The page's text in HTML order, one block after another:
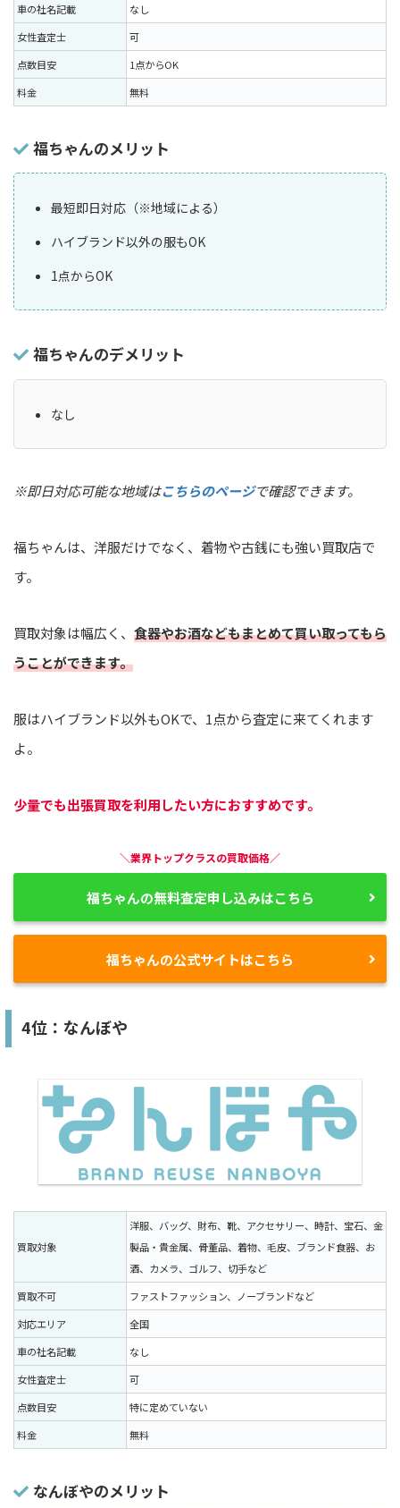
車の社名記載
なし
女性査定士
可
点数目安
1点からOK
料金
無料
福ちゃんのメリット
最短即日対応（※地域による）
ハイブランド以外の服もOK
1点からOK
福ちゃんのデメリット
なし
※即日対応可能な地域はこちらのページで確認できます。
福ちゃんは、洋服だけでなく、着物や古銭にも強い買取店で
す。
買取対象は幅広く、 食器やお酒などもまとめて買い取ってもら
うことができます。
服はハイブランド以外もOKで、1点から査定に来てくれます
よ。
少量でも出張買取を利用したい方におすすめです。
＼業界トップクラスの買取価格／
福ちゃんの無料査定申し込みはこちら
福ちゃんの公式サイトはこちら
4位：なんぼや
買取対象
洋服、バッグ、財布、靴、アクセサリー、時計、宝石、金
製品・貴金属、骨董品、着物、毛皮、ブランド食器、お
酒、カメラ、ゴルフ、切手など
買取不可
ファストファッション、ノーブランドなど
対応エリア
全国
車の社名記載
なし
女性査定士
可
点数目安
特に定めていない
料金
無料
なんぼやのメリット